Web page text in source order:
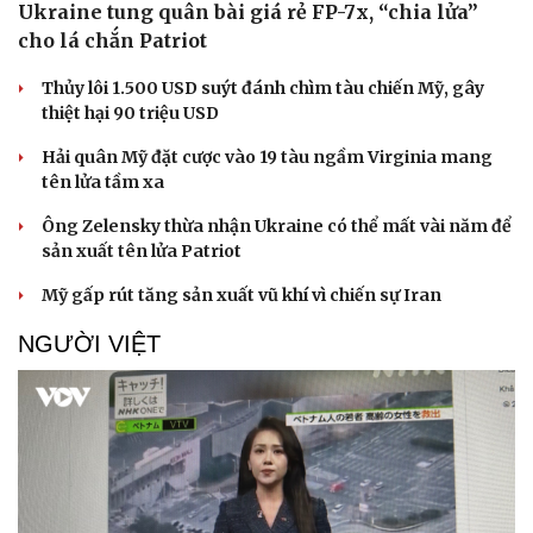
Ukraine tung quân bài giá rẻ FP-7x, “chia lửa”
cho lá chắn Patriot
Thủy lôi 1.500 USD suýt đánh chìm tàu chiến Mỹ, gây
thiệt hại 90 triệu USD
Hải quân Mỹ đặt cược vào 19 tàu ngầm Virginia mang
tên lửa tầm xa
Ông Zelensky thừa nhận Ukraine có thể mất vài năm để
sản xuất tên lửa Patriot
Mỹ gấp rút tăng sản xuất vũ khí vì chiến sự Iran
NGƯỜI VIỆT